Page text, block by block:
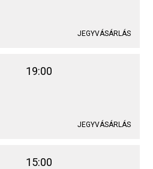
JEGYVÁSÁRLÁS
19:00
JEGYVÁSÁRLÁS
15:00